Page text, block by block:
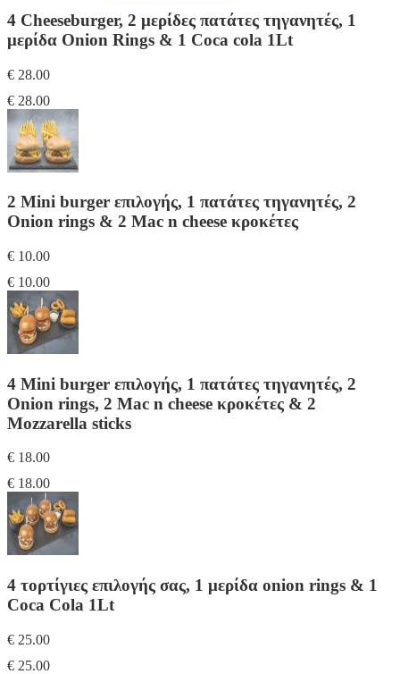
4 Cheeseburger, 2 μερίδες πατάτες τηγανητές, 1
μερίδα Onion Rings & 1 Coca cola 1Lt
€ 28.00
€ 28.00
2 Mini burger επιλογής, 1 πατάτες τηγανητές, 2
Onion rings & 2 Mac n cheese κροκέτες
€ 10.00
€ 10.00
4 Mini burger επιλογής, 1 πατάτες τηγανητές, 2
Onion rings, 2 Mac n cheese κροκέτες & 2
Mozzarella sticks
€ 18.00
€ 18.00
4 τορτίγιες επιλογής σας, 1 μερίδα onion rings & 1
Coca Cola 1Lt
€ 25.00
€ 25.00